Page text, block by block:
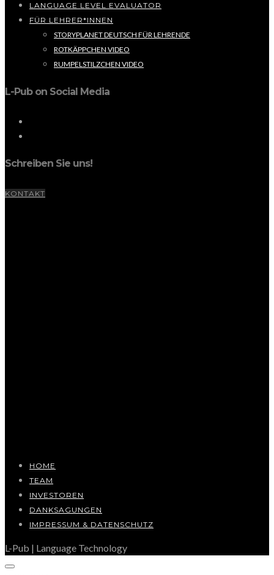
LANGUAGE LEVEL EVALUATOR
FÜR LEHRER*INNEN
STORYPLANET DEUTSCH FÜR LEHRENDE
ROTKÄPPCHEN VIDEO
RUMPELSTILZCHEN VIDEO
L-Pub on Social Media
Schreiben Sie uns!
KONTAKT
HOME
TEAM
INVESTOREN
DANKSAGUNGEN
IMPRESSUM & DATENSCHUTZ
L-Pub | Language Technology